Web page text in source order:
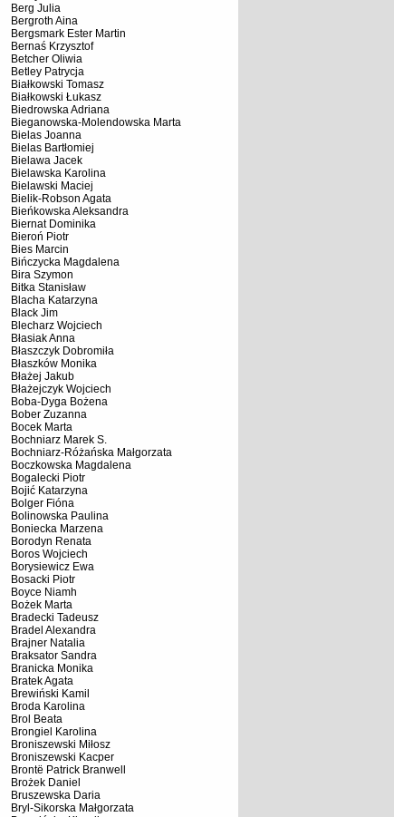
Berg Julia
Bergroth Aina
Bergsmark Ester Martin
Bernaś Krzysztof
Betcher Oliwia
Betley Patrycja
Białkowski Tomasz
Białkowski Łukasz
Biedrowska Adriana
Bieganowska-Molendowska Marta
Bielas Joanna
Bielas Bartłomiej
Bielawa Jacek
Bielawska Karolina
Bielawski Maciej
Bielik-Robson Agata
Bieńkowska Aleksandra
Biernat Dominika
Bieroń Piotr
Bies Marcin
Bińczycka Magdalena
Bira Szymon
Bitka Stanisław
Blacha Katarzyna
Black Jim
Blecharz Wojciech
Błasiak Anna
Błaszczyk Dobromiła
Błaszków Monika
Błażej Jakub
Błażejczyk Wojciech
Boba-Dyga Bożena
Bober Zuzanna
Bocek Marta
Bochniarz Marek S.
Bochniarz-Różańska Małgorzata
Boczkowska Magdalena
Bogalecki Piotr
Bojić Katarzyna
Bolger Fióna
Bolinowska Paulina
Boniecka Marzena
Borodyn Renata
Boros Wojciech
Borysiewicz Ewa
Bosacki Piotr
Boyce Niamh
Bożek Marta
Bradecki Tadeusz
Bradel Alexandra
Brajner Natalia
Braksator Sandra
Branicka Monika
Bratek Agata
Brewiński Kamil
Broda Karolina
Brol Beata
Brongiel Karolina
Broniszewski Miłosz
Broniszewski Kacper
Brontë Patrick Branwell
Brożek Daniel
Bruszewska Daria
Bryl-Sikorska Małgorzata